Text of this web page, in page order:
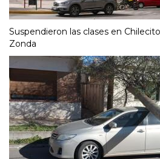
Suspendieron las clases en
Zonda